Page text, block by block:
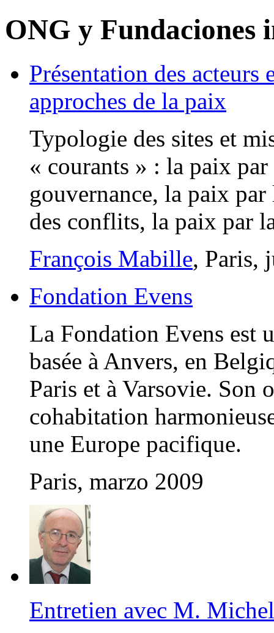
ONG y Fundaciones
Présentation des acteurs
approches de la paix
Typologie des sites et
« courants » : la paix
gouvernance, la paix
des conflits, la paix par
François Mabille, Paris,
Fondation Evens
La Fondation Evens est
basée à Anvers, en
Paris et à Varsovie. Son
cohabitation
une Europe pacifique.
Paris, marzo 2009
Entretien avec M.